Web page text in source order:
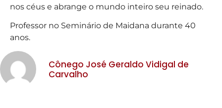
nos céus e abrange o mundo inteiro seu reinado.
Professor no Seminário de Maidana durante 40
anos.
Cônego José Geraldo Vidigal de
Carvalho